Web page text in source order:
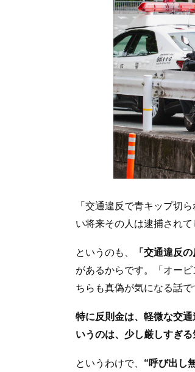
「交通違反で青キップ切
い将来その人は逮捕され
というのも、 「交通違反
があるからです。「オー
ちらも真偽が気になる話で
特に反則金は、軽微な交
いうのは、少し厳しすぎる
というわけで、 “呼び出し